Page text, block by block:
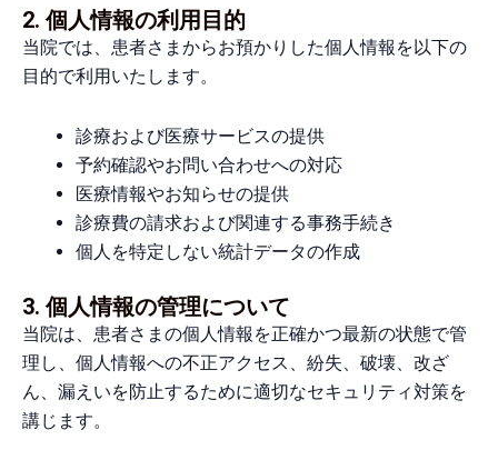
2. 個人情報の利用目的
当院では、患者さまからお預かりした個人情報を以下の
目的で利用いたします。
診療および医療サービスの提供
予約確認やお問い合わせへの対応
医療情報やお知らせの提供
診療費の請求および関連する事務手続き
個人を特定しない統計データの作成
3. 個人情報の管理について
当院は、患者さまの個人情報を正確かつ最新の状態で管
理し、個人情報への不正アクセス、紛失、破壊、改ざ
ん、漏えいを防止するために適切なセキュリティ対策を
講じます。